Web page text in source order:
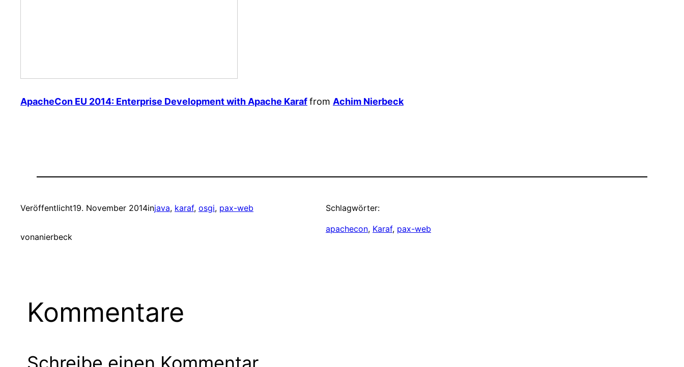
ApacheCon EU 2014: Enterprise Development with Apache Karaffrom Achim Nierbeck
Veröffentlicht19. November 2014injava, karaf, osgi, pax-web
vonanierbeck
Schlagwörter:
apachecon, Karaf, pax-web
Kommentare